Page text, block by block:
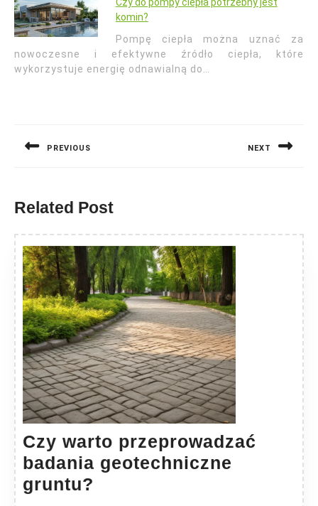
komin?
Pompę ciepła można uznać za
nowoczesne i efektywne źródło ciepła, które
wykorzystuje energię odnawialną do…
PREVIOUS NEXT
Related Post
Czy warto przeprowadzać
badania geotechniczne
gruntu?